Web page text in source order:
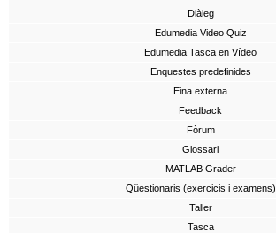
Diàleg
Edumedia Video Quiz
Edumedia Tasca en Vídeo
Enquestes predefinides
Eina externa
Feedback
Fòrum
Glossari
MATLAB Grader
Qüestionaris (exercicis i examens)
Taller
Tasca